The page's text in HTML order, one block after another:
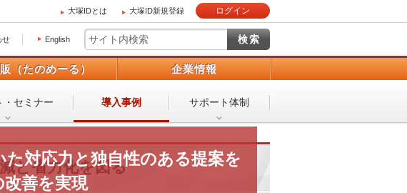
大塚IDとは 大塚ID新規登録 ログイン
せ English
（たのめーる） 企業情報
セミナー 導入事例 サポート体制
と省力化を図る
対応力と独自性のある提案を
善を実現